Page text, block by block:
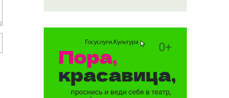
сүзе бу. Әлеге сүзне күршең
тиешле, чөнки кеше бөтен
яшәеше, барлыгы белән Аңа
бурычлы.